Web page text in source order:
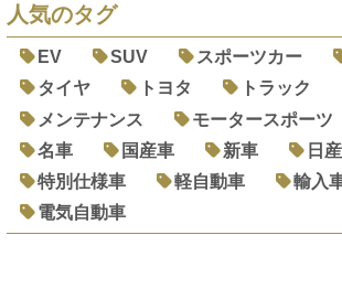
人気のタグ
EV SUV スポーツカー
タイヤ
トヨタ トラック
メンテナンス
モータースポーツ
名車
国産車 新車
日産
特別仕様車
軽自動車 輸入
電気自動車